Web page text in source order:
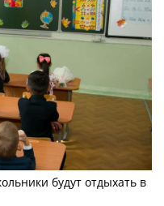
будут отдыхать в